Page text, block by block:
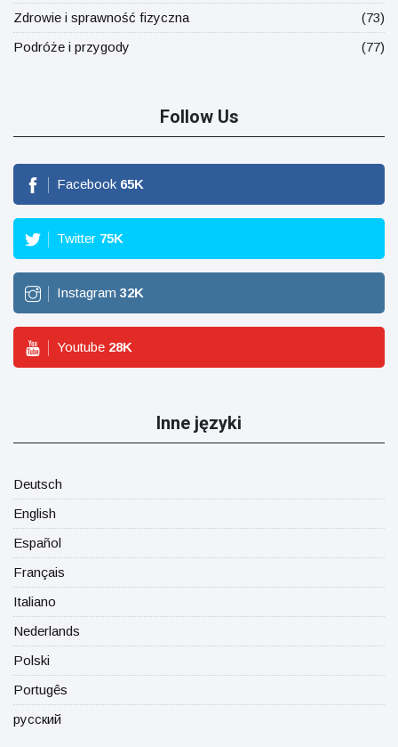
Zdrowie i sprawność fizyczna
(73)
Podróże i przygody
(77)
Follow Us
Facebook 65K
Twitter 75K
Instagram 32K
Youtube 28K
Inne języki
Deutsch
English
Español
Français
Italiano
Nederlands
Polski
Portugês
русский